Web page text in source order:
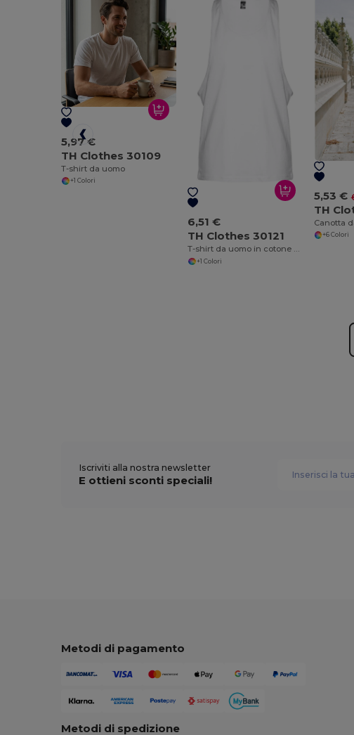
5,97 €
TH Clothes 30109
T-shirt da uomo
+1 Colori
6,51 €
TH Clothes 30121
T-shirt da uomo in cotone con maniche divise
+1 Colori
5,53 €
TH
Canotta
+6 Colori
Iscriviti alla nostra newsletter
E ottieni sconti speciali!
Metodi di pagamento
Metodi di spedizione